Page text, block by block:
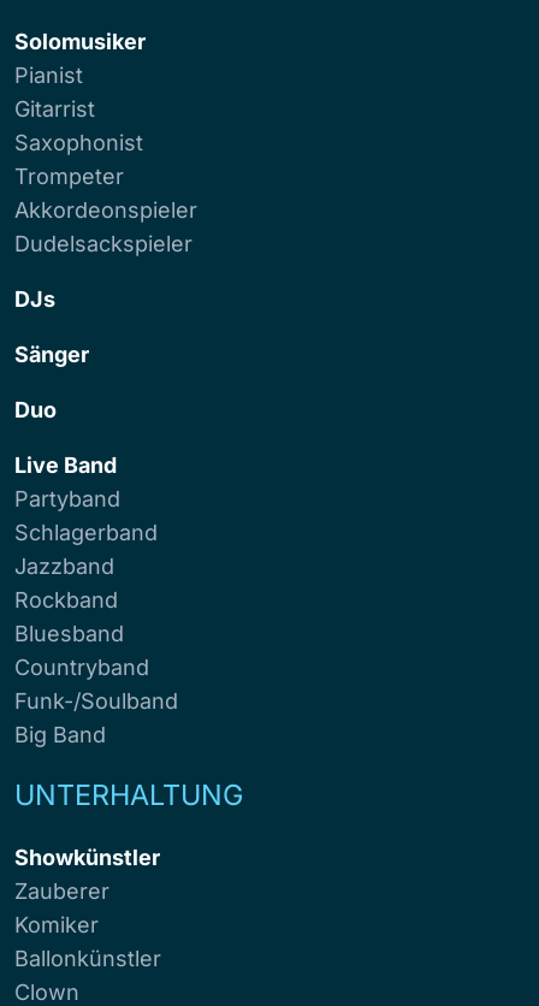
Solomusiker
Pianist
Gitarrist
Saxophonist
Trompeter
Akkordeonspieler
Dudelsackspieler
DJs
Sänger
Duo
Live Band
Partyband
Schlagerband
Jazzband
Rockband
Bluesband
Countryband
Funk-/Soulband
Big Band
UNTERHALTUNG
Showkünstler
Zauberer
Komiker
Ballonkünstler
Clown